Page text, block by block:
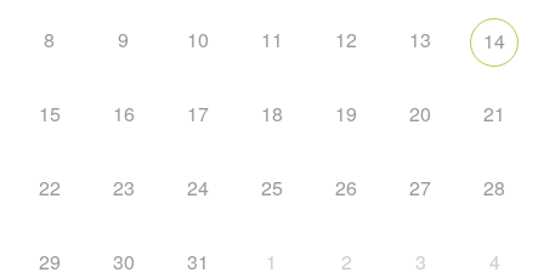
8 9 10 11 12 13 14
15 16 17 18 19 20 21
22 23 24 25 26 27 28
29 30 31 1 2 3 4